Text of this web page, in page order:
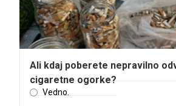
Ali kdaj poberete nepravilno
cigaretne ogorke?
Vedno.